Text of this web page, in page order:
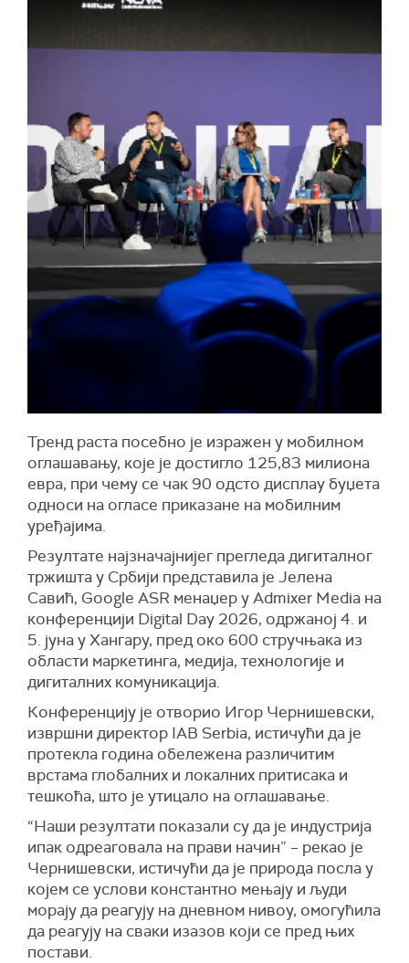
Тренд раста посебно је изражен у мобилном
оглашавању, које је достигло 125,83 милиона
евра, при чему се чак 90 одсто дисплаy буџета
односи на огласе приказане на мобилним
уређајима.
Резултате најзначајнијег прегледа дигиталног
тржишта у Србији представила је Јелена
Савић, Google ASR менаџер у Admixer Media на
конференцији Digital Day 2026, одржаној 4. и
5. јуна у Хангару, пред око 600 стручњака из
области маркетинга, медија, технологије и
дигиталних комуникација.
Конференцију је отворио Игор Чернишевски,
извршни директор IAB Serbia, истичући да је
протекла година обележена различитим
врстама глобалних и локалних притисака и
тешкоћа, што је утицало на оглашавање.
“Наши резултати показали су да је индустрија
ипак одреаговала на прави начин” – рекао је
Чернишевски, истичући да је природа посла у
којем се услови константно мењају и људи
морају да реагују на дневном нивоу, омогућила
да реагују на сваки изазов који се пред њих
постави.